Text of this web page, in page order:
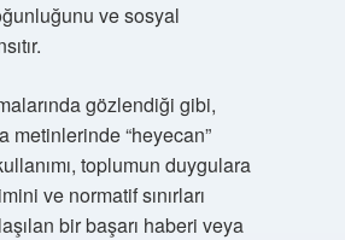
ve sosyal
gözlendiği gibi,
metinlerinde “heyecan”
toplumun duygulara
ve normatif sınırları
bir başarı haberi veya